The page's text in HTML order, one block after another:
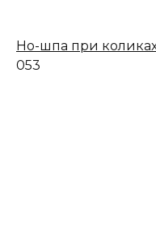
Но-шпа при
053